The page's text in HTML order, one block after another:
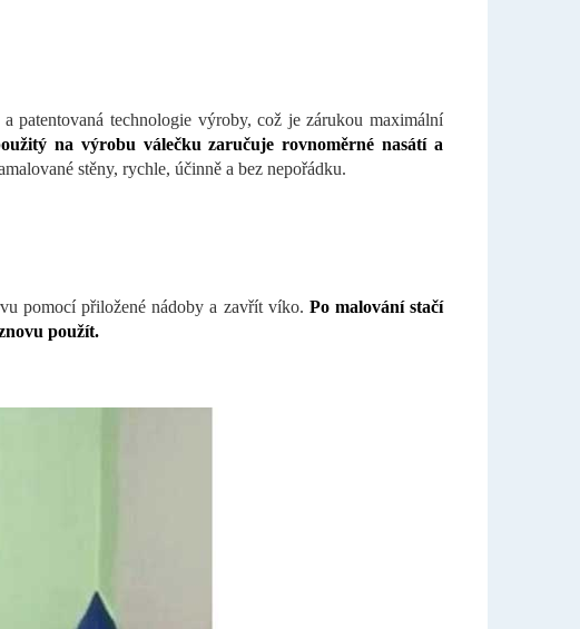
patentovaná technologie výroby, což je zárukou maximální
na výrobu válečku zaručuje rovnoměrné nasátí a
stěny, rychle, účinně a bez nepořádku.
pomocí přiložené nádoby a zavřít víko. Po malování stačí
použít.